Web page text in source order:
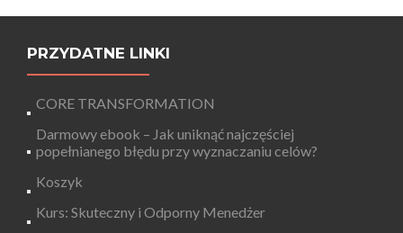
PRZYDATNE LINKI
CORE TRANSFORMATION
Darmowy ebook – Jak uniknąć najczęściej
popełnianego błędu przy wyznaczaniu celów?
Koszyk
Kurs: Skuteczny i Odporny Menedżer